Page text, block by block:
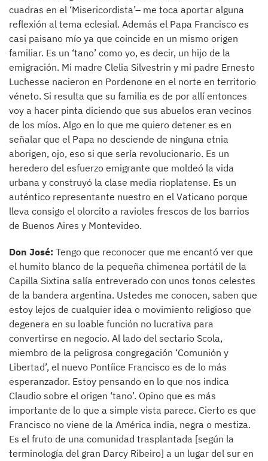
cuadras en el ‘Misericordista’– me toca aportar alguna
reflexión al tema eclesial. Además el Papa Francisco es
casi paisano mío ya que coincide en un mismo origen
familiar. Es un ‘tano’ como yo, es decir, un hijo de la
emigración. Mi madre Clelia Silvestrin y mi padre Ernesto
Luchesse nacieron en Pordenone en el norte en territorio
véneto. Si resulta que su familia es de por allí entonces
voy a hacer pinta diciendo que sus abuelos eran vecinos
de los míos. Algo en lo que me quiero detener es en
señalar que el Papa no desciende de ninguna etnia
aborigen, ojo, eso si que sería revolucionario. Es un
heredero del esfuerzo emigrante que moldeó la vida
urbana y construyó la clase media rioplatense. Es un
auténtico representante nuestro en el Vaticano porque
lleva consigo el olorcito a ravioles frescos de los barrios
de Buenos Aires y Montevideo.
Don José: Tengo que reconocer que me encantó ver que
el humito blanco de la pequeña chimenea portátil de la
Capilla Sixtina salía entreverado con unos tonos celestes
de la bandera argentina. Ustedes me conocen, saben que
estoy lejos de cualquier idea o movimiento religioso que
degenera en su loable función no lucrativa para
convertirse en negocio. Al lado del sectario Scola,
miembro de la peligrosa congregación ‘Comunión y
Libertad’, el nuevo Pontíice Francisco es de lo más
esperanzador. Estoy pensando en lo que nos indica
Claudio sobre el origen ‘tano’. Opino que es más
importante de lo que a simple vista parece. Cierto es que
Francisco no viene de la América india, negra o mestiza.
Es el fruto de una comunidad trasplantada [según la
terminología del gran Darcy Ribeiro] a un lugar del sur en